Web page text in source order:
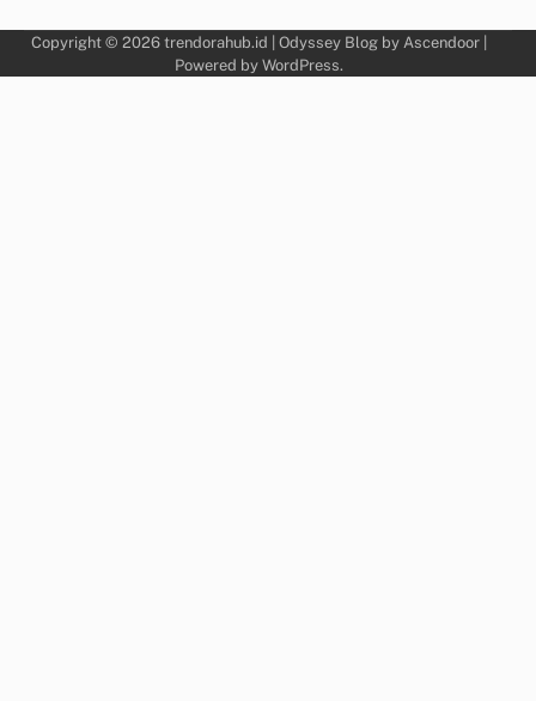
Copyright © 2026 trendorahub.id | Odyssey Blog by Ascendoor|
Powered by WordPress.